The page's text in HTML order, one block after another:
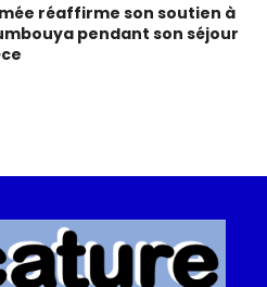
réaffirme son soutien à
pendant son séjour